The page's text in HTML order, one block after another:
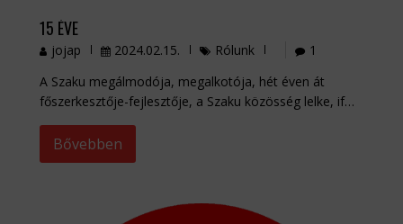
15 ÉVE
jojap 2024.02.15. Rólunk
1
A Szaku megálmodója, megalkotója, hét éven át
főszerkesztője-fejlesztője, a Szaku közösség lelke, if…
Bővebben